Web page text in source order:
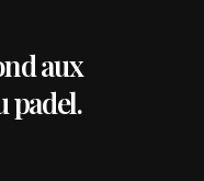
aux
padel.